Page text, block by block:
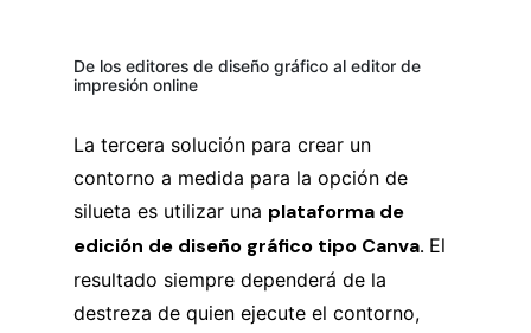
De los editores de diseño gráfico al editor de
impresión online
La tercera solución para crear un
contorno a medida para la opción de
silueta es utilizar una plataforma de
edición de diseño gráfico tipo Canva. El
resultado siempre dependerá de la
destreza de quien ejecute el contorno,